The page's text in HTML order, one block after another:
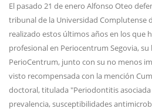
El pasado 21 de enero Alfonso Oteo
tribunal de la Universidad Complutense
realizado estos últimos años en los que
profesional en Periocentrum Segovia,
PerioCentrum, junto con su no menos
visto recompensada con la mención
doctoral, titulada "Periodontitis
prevalencia, susceptibilidades